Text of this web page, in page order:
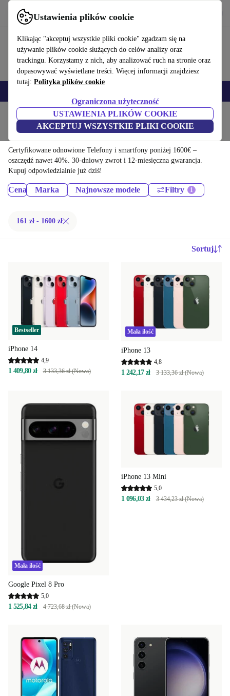
Ustawienia plików cookie
Klikając "akceptuj wszystkie pliki cookie" zgadzam się na
używanie plików cookie służących do celów analizy oraz
trackingu. Korzystamy z nich, aby analizować ruch na stronie oraz
dopasowywać wyświetlane treści. Więcej informacji znajdziesz
tutaj: Polityka plików cookie
Ograniczona użyteczność
USTAWIENIA PLIKÓW COOKIE
AKCEPTUJ WSZYSTKIE PLIKI COOKIE
Korzystaj z refurbed szybko i łatwo
Produkty
Telefony i smartfony:
Certyfikowane odnowione Telefony i smartfony poniżej 1600€ –
oszczędź nawet 40%. 30-dniowy zwrot i 12-miesięczna gwarancja.
Kupuj odpowiedzialnie już dziś!
Cena Marka Najnowsze modele Filtry
161 zł - 1600 zł
Sortuj
Bestseller
iPhone 14
4,9
1 409,80 zł 3 133,36 zł (Nowa)
Mała ilość
iPhone 13
4,8
1 242,17 zł 3 133,36 zł (Nowa)
Mała ilość
Google Pixel 8 Pro
5,0
1 525,84 zł 4 723,68 zł (Nowa)
iPhone 13 Mini
5,0
1 096,03 zł 3 434,23 zł (Nowa)